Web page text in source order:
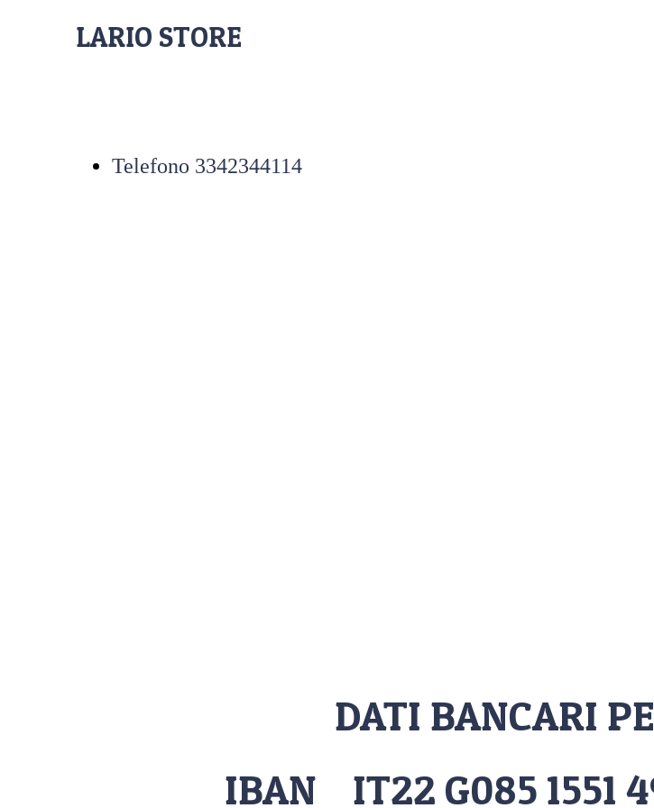
LARIO STORE
Telefono 3342344114
DATI BANCARI
IBAN IT22 G085 1551